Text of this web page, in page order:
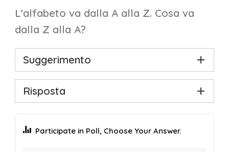
L’alfabeto va dalla A alla Z. Cosa va
dalla Z alla A?
Suggerimento
Risposta
Participate in Poll, Choose Your Answer.